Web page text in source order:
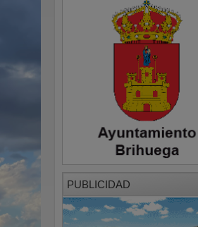
PUBLICIDAD